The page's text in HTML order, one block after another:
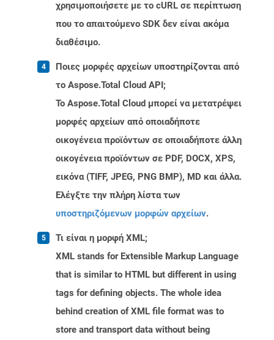
χρησιμοποιήσετε με το cURL σε περίπτωση
που το απαιτούμενο SDK δεν είναι ακόμα
διαθέσιμο.
Ποιες μορφές αρχείων υποστηρίζονται από
το Aspose.Total Cloud API;
Το Aspose.Total Cloud μπορεί να μετατρέψει
μορφές αρχείων από οποιαδήποτε
οικογένεια προϊόντων σε οποιαδήποτε άλλη
οικογένεια προϊόντων σε PDF, DOCX, XPS,
εικόνα (TIFF, JPEG, PNG BMP), MD και άλλα.
Ελέγξτε την πλήρη λίστα των
υποστηριζόμενων μορφών αρχείων.
Τι είναι η μορφή XML;
XML stands for Extensible Markup Language
that is similar to HTML but different in using
tags for defining objects. The whole idea
behind creation of XML file format was to
store and transport data without being